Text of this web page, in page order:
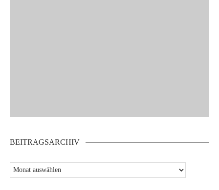
BEITRAGSARCHIV